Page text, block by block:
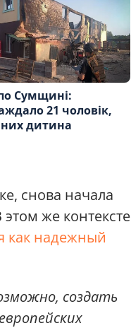
Сумщині:
21 чоловік,
них дитина
снова начала
этом же контексте
как надежный
создать